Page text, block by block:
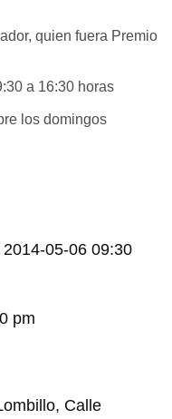
quien fuera Premio
a 16:30 horas
los domingos
05-06 09:30
pm
Calle